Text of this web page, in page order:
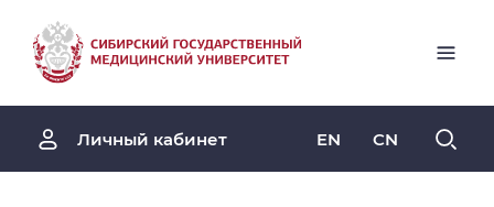
Личный кабинет EN CN